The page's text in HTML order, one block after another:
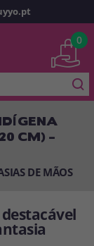
0
CM) –
DE MÃOS